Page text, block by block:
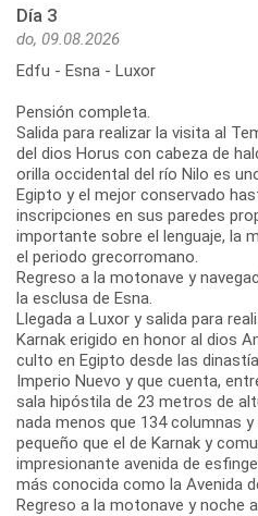
Día 3
do, 09.08.2026
Edfu - Esna - Luxor
Pensión completa.
Salida para realizar la visita al
del dios Horus con cabeza de
orilla occidental del río Nilo es
Egipto y el mejor conservado
inscripciones en sus paredes
importante sobre el lenguaje, la
el periodo grecorromano.
Regreso a la motonave y
la esclusa de Esna.
Llegada a Luxor y salida para
Karnak erigido en honor al dios
culto en Egipto desde las
Imperio Nuevo y que cuenta,
sala hipóstila de 23 metros de
nada menos que 134 columnas
pequeño que el de Karnak y
impresionante avenida de
más conocida como la Avenida
Regreso a la motonave y noche